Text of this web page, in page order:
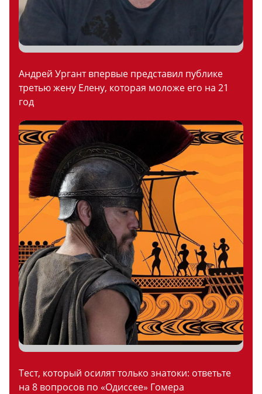
Андрей Ургант впервые представил публике
третью жену Елену, которая моложе его на 21
год
Тест, который осилят только знатоки: ответьте
на 8 вопросов по «Одиссее» Гомера